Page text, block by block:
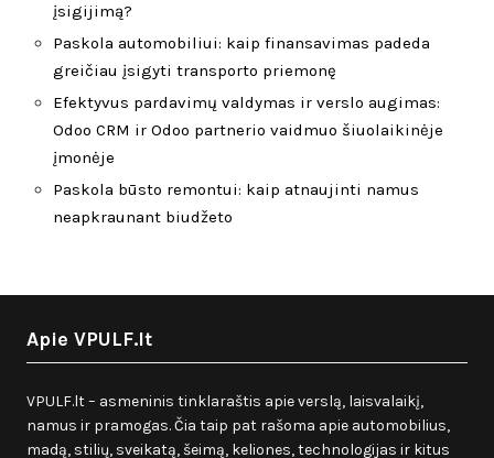
įsigijimą?
Paskola automobiliui: kaip finansavimas padeda
greičiau įsigyti transporto priemonę
Efektyvus pardavimų valdymas ir verslo augimas:
Odoo CRM ir Odoo partnerio vaidmuo šiuolaikinėje
įmonėje
Paskola būsto remontui: kaip atnaujinti namus
neapkraunant biudžeto
Apie VPULF.lt
VPULF.lt – asmeninis tinklaraštis apie verslą, laisvalaikį,
namus ir pramogas. Čia taip pat rašoma apie automobilius,
madą, stilių, sveikatą, šeimą, keliones, technologijas ir kitus